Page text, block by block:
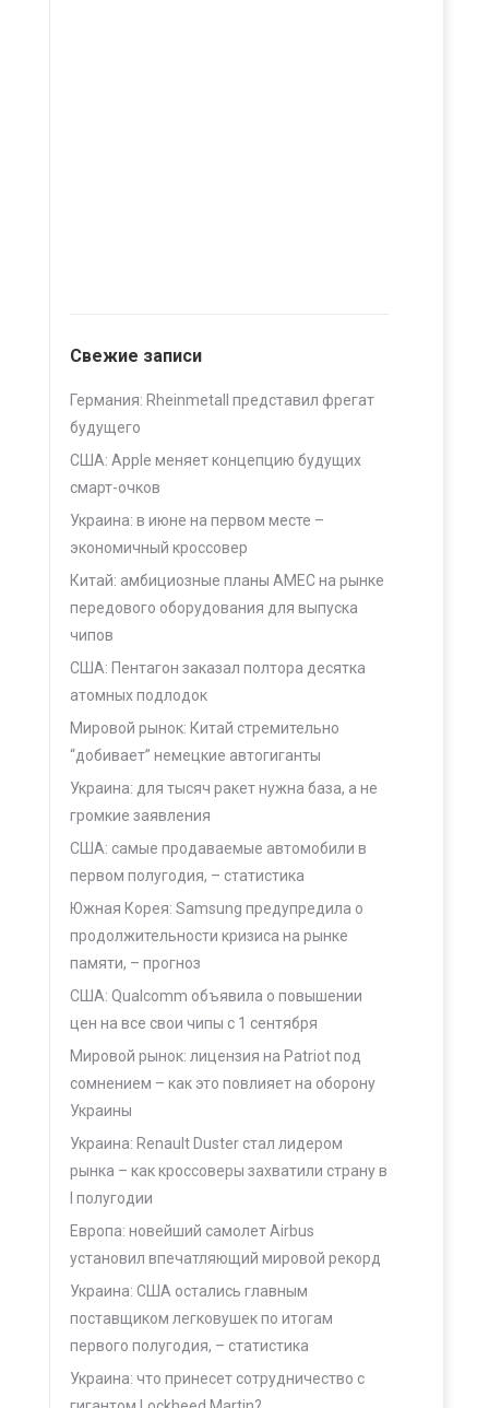
Свежие записи
Германия: Rheinmetall представил фрегат
будущего
США: Apple меняет концепцию будущих
смарт-очков
Украина: в июне на первом месте –
экономичный кроссовер
Китай: амбициозные планы AMEC на рынке
передового оборудования для выпуска
чипов
США: Пентагон заказал полтора десятка
атомных подлодок
Мировой рынок: Китай стремительно
“добивает” немецкие автогиганты
Украина: для тысяч ракет нужна база, а не
громкие заявления
США: самые продаваемые автомобили в
первом полугодия, – статистика
Южная Корея: Samsung предупредила о
продолжительности кризиса на рынке
памяти, – прогноз
США: Qualcomm объявила о повышении
цен на все свои чипы с 1 сентября
Мировой рынок: лицензия на Patriot под
сомнением – как это повлияет на оборону
Украины
Украина: Renault Duster стал лидером
рынка – как кроссоверы захватили страну в
I полугодии
Европа: новейший самолет Airbus
установил впечатляющий мировой рекорд
Украина: США остались главным
поставщиком легковушек по итогам
первого полугодия, – статистика
Украина: что принесет сотрудничество с